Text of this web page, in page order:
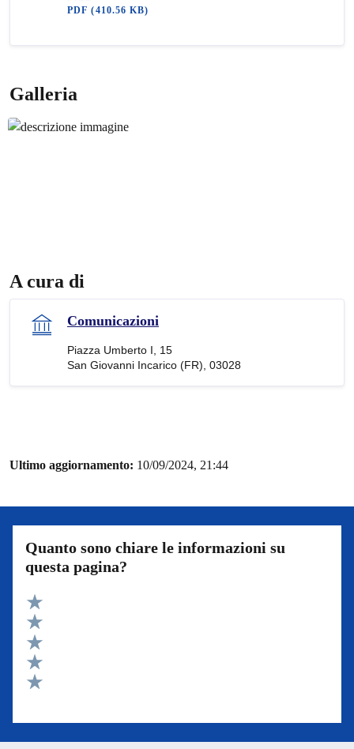
PDF(410.56 KB)
Galleria
A cura di
Comunicazioni
Piazza Umberto I, 15
San Giovanni Incarico (FR), 03028
Ultimo aggiornamento: 10/09/2024, 21:44
Quanto sono chiare le informazioni su
questa pagina?
Valuta 5 stelle su 5
Valuta 4 stelle su 5
Valuta 3 stelle su 5
Valuta 2 stelle su 5